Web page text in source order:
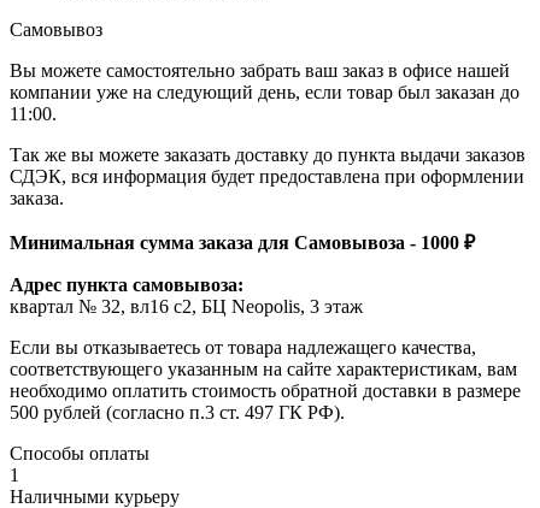
Самовывоз
Вы можете самостоятельно забрать ваш заказ в офисе нашей
компании уже на следующий день, если товар был заказан до
11:00.
Так же вы можете заказать доставку до пункта выдачи заказов
СДЭК, вся информация будет предоставлена при оформлении
заказа.
Минимальная сумма заказа для Самовывоза - 1000 ₽
Адрес пункта самовывоза:
квартал № 32, вл16 с2, БЦ Neopolis, 3 этаж
Если вы отказываетесь от товара надлежащего качества,
соответствующего указанным на сайте характеристикам, вам
необходимо оплатить стоимость обратной доставки в размере
500 рублей (согласно п.3 ст. 497 ГК РФ).
Способы оплаты
1
Наличными курьеру